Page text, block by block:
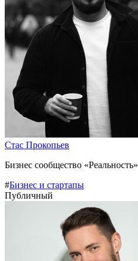
Стас Прокопьев
Бизнес сообщество «Реальность»
#Бизнес и стартапы
Публичный